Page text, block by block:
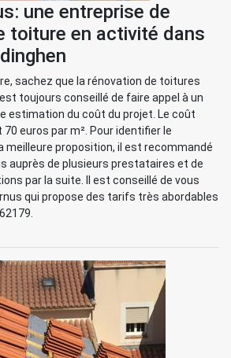
une entreprise de
toiture en activité dans
sachez que la rénovation de toitures
toujours conseillé de faire appel à un
estimation du coût du projet. Le coût
euros par m². Pour identifier le
meilleure proposition, il est recommandé
auprès de plusieurs prestataires et de
par la suite. Il est conseillé de vous
qui propose des tarifs très abordables